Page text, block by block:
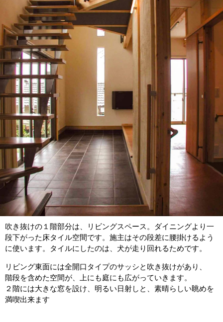
吹き抜けの１階部分は、リビングスペース。ダイニングより一
段下がった床タイル空間です。施主はその段差に腰掛けるよう
に使います。タイルにしたのは、犬が走り回れるためです。
リビング東面には全開口タイプのサッシと吹き抜けがあり、
階段を含めた空間が、上にも庭にも広がっていきます。
２階には大きな窓を設け、明るい日射しと、素晴らしい眺めを
満喫出来ます